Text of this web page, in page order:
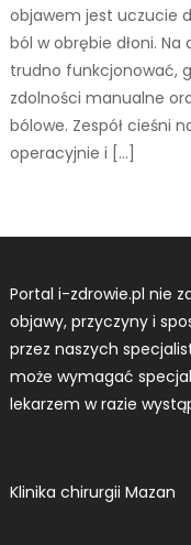
objawem jest uczucie
ból w obrębie dłoni.
trudno funkcjonować,
zdolności manualne
bólowe. Zespół cieśni
operacyjnie i […]
Portal i-zdrowie.pl nie
objawy, przyczyny i
przez naszych
może wymagać
lekarzem w razie
Klinika chirurgii Mazan